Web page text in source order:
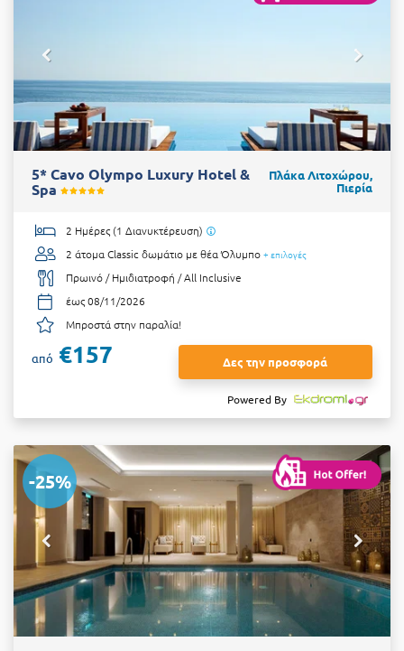
5* Cavo Olympo Luxury Hotel &
Spa
Πλάκα Λιτοχώρου,
Πιερία
2 Ημέρες (1 Διανυκτέρευση)
2 άτομα Classic δωμάτιο με θέα Όλυμπο + επιλογές
Πρωινό / Ημιδιατροφή / All Inclusive
έως 08/11/2026
Μπροστά στην παραλία!
από €157 Δες την προσφορά
Powered By
-25%